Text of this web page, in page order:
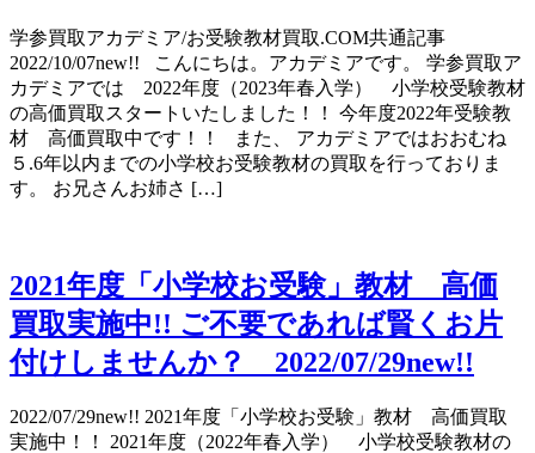
学参買取アカデミア/お受験教材買取.COM共通記事
2022/10/07new!! こんにちは。アカデミアです。 学参買取ア
カデミアでは 2022年度（2023年春入学） 小学校受験教材
の高価買取スタートいたしました！！ 今年度2022年受験教
材 高価買取中です！！ また、 アカデミアではおおむね
５.6年以内までの小学校お受験教材の買取を行っておりま
す。 お兄さんお姉さ […]
2021年度「小学校お受験」教材 高価
買取実施中!! ご不要であれば賢くお片
付けしませんか？ 2022/07/29new!!
2022/07/29new!! 2021年度「小学校お受験」教材 高価買取
実施中！！ 2021年度（2022年春入学） 小学校受験教材の